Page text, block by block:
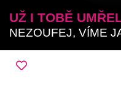
UŽ I TOBĚ
NEZOUFEJ, VÍME